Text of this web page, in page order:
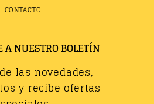
CONTACTO
A NUESTRO BOLETÍN
las novedades,
y recibe ofertas